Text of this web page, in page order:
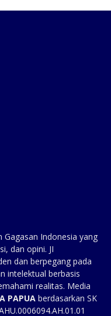
Gagasan Indonesia yang
dan opini. JI
dan berpegang pada
intelektual berbasis
realitas. Media
PAPUA berdasarkan SK